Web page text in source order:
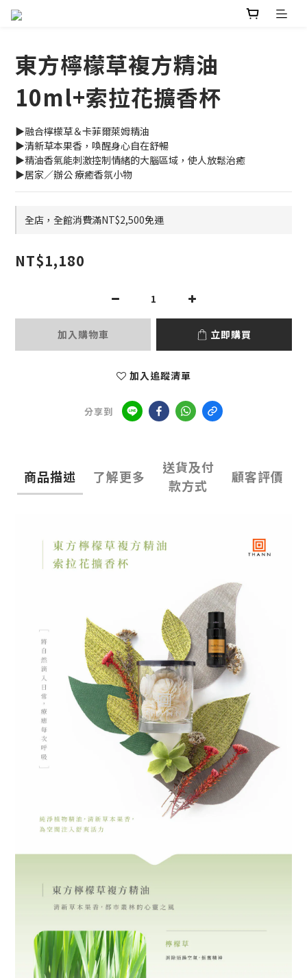
東方檸檬草複方精油
10ml+索拉花擴香杯
▶融合檸檬草＆卡菲爾萊姆精油
▶清新草本果香，喚醒身心自在舒暢
▶精油香氣能刺激控制情緒的大腦區域，使人放鬆治癒
▶居家／辦公 療癒香氛小物
全店，全館消費滿NT$2,500免運
NT$1,180
加入購物車 立即購買
加入追蹤清單
分享到
商品描述 了解更多
送貨及付
款方式
顧客評價